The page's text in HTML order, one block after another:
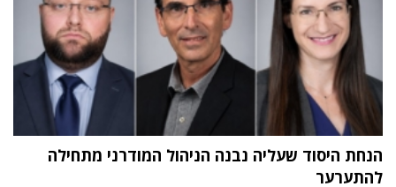
הנחת היסוד שעליה נבנה הניהול המודרני מתחילה
להתערער